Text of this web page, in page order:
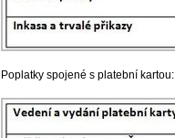
Poplatky spojené s platební kartou: